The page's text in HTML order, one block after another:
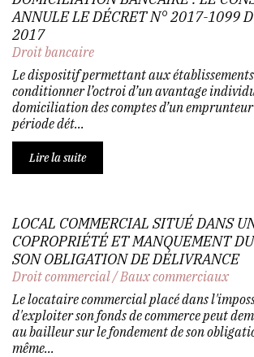
ANNULE LE DÉCRET N° 2017-1099
2017
Droit bancaire
Le dispositif permettant aux
conditionner l’octroi d’un avantage
domiciliation des comptes d’un
période dét...
Lire la suite
LOCAL COMMERCIAL SITUÉ DANS
COPROPRIÉTÉ ET MANQUEMENT
SON OBLIGATION DE DÉLIVRANCE
Droit commercial/Baux commerciaux
Le locataire commercial placé dans
d'exploiter son fonds de commerce peut
au bailleur sur le fondement de son
même...